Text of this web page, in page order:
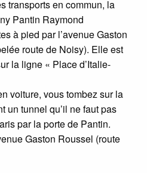
transports en commun, la
Pantin Raymond
à pied par l’avenue Gaston
route de Noisy). Elle est
la ligne « Place d’Italie-
voiture, vous tombez sur la
un tunnel qu’il ne faut pas
par la porte de Pantin.
Gaston Roussel (route